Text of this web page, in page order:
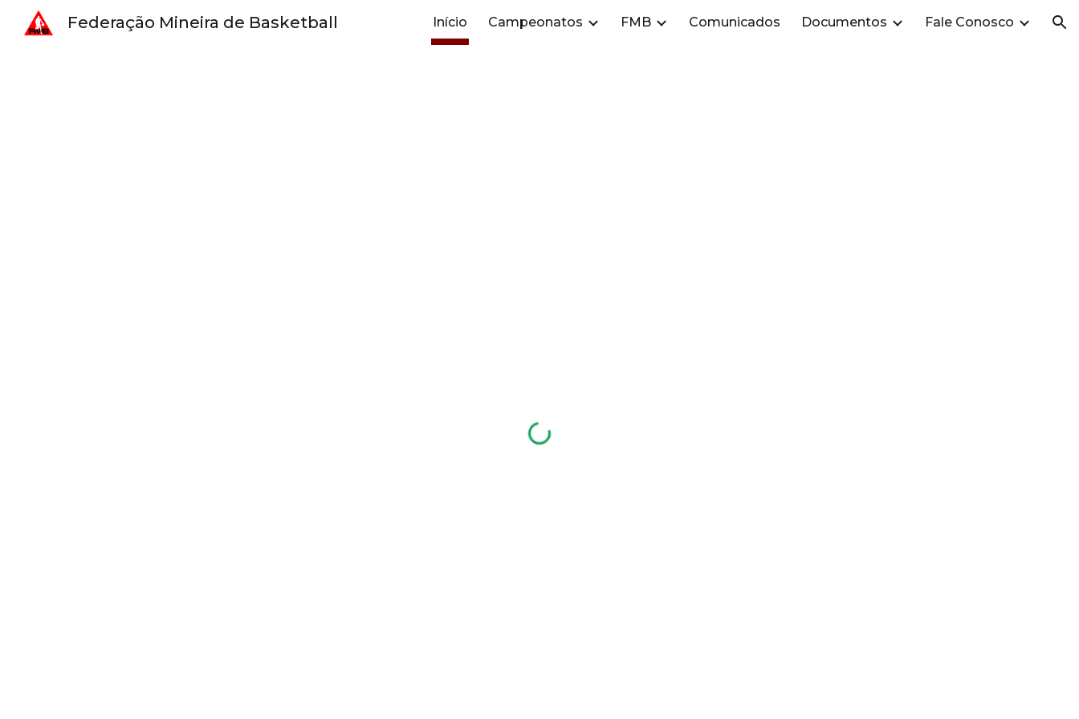
Skip to main content Skip to navigation
Federação Mineira de Basketball Início Campeonatos FMB Comunicados Documentos Fale Conosco